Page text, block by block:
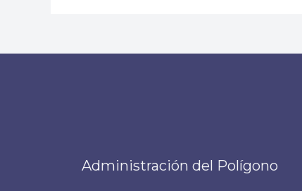
Administración del Polígono